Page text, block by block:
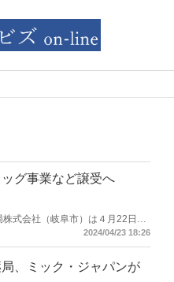
グ事業など譲受へ
式会社（岐阜市）は４月22日、
するリハビリデイサービス事
2024/04/23 18:26
、ミック・ジャパンが